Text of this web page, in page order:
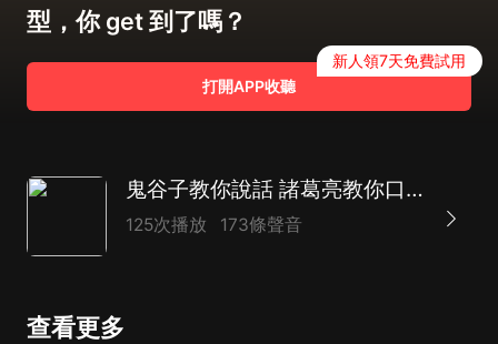
型，你 get 到了嗎？
打開APP收聽
新人領7天免費試用
鬼谷子教你說話 諸葛亮教你口才｜魯飛演播
125次播放 173條聲音
查看更多